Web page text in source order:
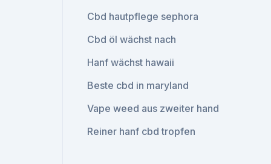
Cbd hautpflege sephora
Cbd öl wächst nach
Hanf wächst hawaii
Beste cbd in maryland
Vape weed aus zweiter hand
Reiner hanf cbd tropfen